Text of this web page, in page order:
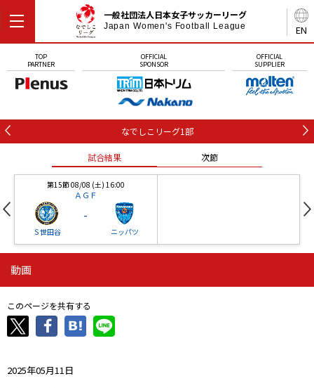
EN
一般社団法人日本女子サッカーリーグ
Japan Women's Football League
TOP
PARTNER
OFFICIAL
SPONSOR
OFFICIAL
SUPPLIER
なでしこリーグ1部
試合結果 次節
第15節 08/08 (土) 16:00
ＡＧＦ
Ｓ世田谷
-
ニッパツ
ニッパツ
ニッパツ
-
石人の星
動画
このページを共有する
2025年05月11日